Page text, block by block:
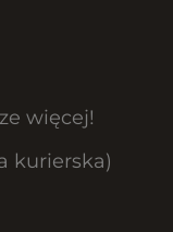
więcej!
kurierska)